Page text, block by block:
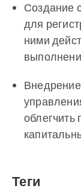
Создание
для
ними
облегчить
Теги